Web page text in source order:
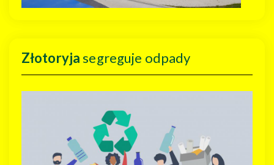
Złotoryjasegreguje odpady